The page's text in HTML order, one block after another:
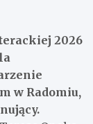
2026
w Radomiu,